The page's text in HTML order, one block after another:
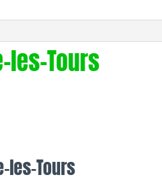
les-Tours
les-Tours